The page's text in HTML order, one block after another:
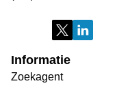
Informatie
Zoekagent